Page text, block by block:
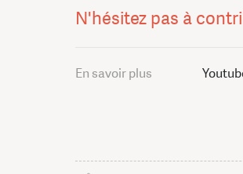
N'hésitez pas à
En savoir plus